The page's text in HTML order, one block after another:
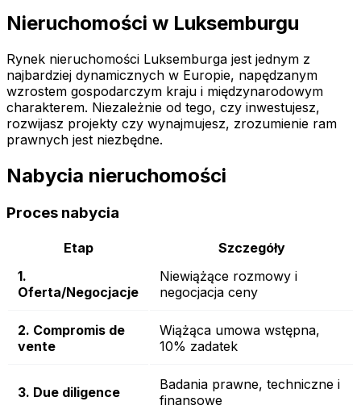
Nieruchomości w Luksemburgu
Rynek nieruchomości Luksemburga jest jednym z
najbardziej dynamicznych w Europie, napędzanym
wzrostem gospodarczym kraju i międzynarodowym
charakterem. Niezależnie od tego, czy inwestujesz,
rozwijasz projekty czy wynajmujesz, zrozumienie ram
prawnych jest niezbędne.
Nabycia nieruchomości
Proces nabycia
Etap
Szczegóły
1.
Oferta/Negocjacje
Niewiążące rozmowy i
negocjacja ceny
2. Compromis de
vente
Wiążąca umowa wstępna,
10% zadatek
3. Due diligence
Badania prawne, techniczne i
finansowe